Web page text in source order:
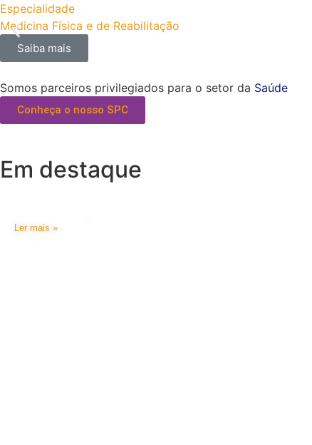
Especialidade
Medicina Física e de Reabilitação
Saiba mais
Somos parceiros privilegiados para o setor da Saúde
Conheça o nosso SPC
Em destaque
Ler mais »